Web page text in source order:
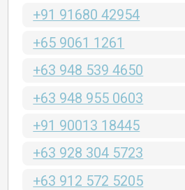
+91 91680 42954
+65 9061 1261
+63 948 539 4650
+63 948 955 0603
+91 90013 18445
+63 928 304 5723
+63 912 572 5205